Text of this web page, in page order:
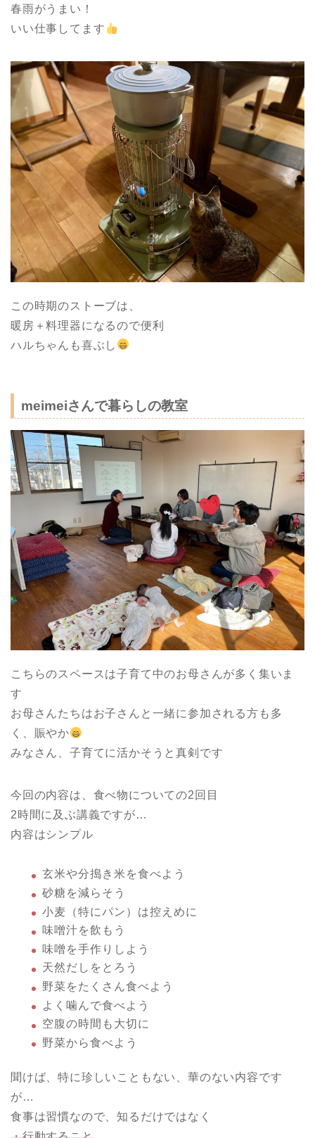
春雨がうまい！
いい仕事してます
この時期のストーブは、
暖房＋料理器になるので便利
ハルちゃんも喜ぶし
meimeiさんで暮らしの教室
こちらのスペースは子育て中のお母さんが多く集いま
す
お母さんたちはお子さんと一緒に参加される方も多
く、賑やか
みなさん、子育てに活かそうと真剣です
今回の内容は、食べ物についての2回目
2時間に及ぶ講義ですが…
内容はシンプル
玄米や分搗き米を食べよう
砂糖を減らそう
小麦（特にパン）は控えめに
味噌汁を飲もう
味噌を手作りしよう
天然だしをとろう
野菜をたくさん食べよう
よく噛んで食べよう
空腹の時間も大切に
野菜から食べよう
聞けば、特に珍しいこともない、華のない内容です
が…
食事は習慣なので、知るだけではなく